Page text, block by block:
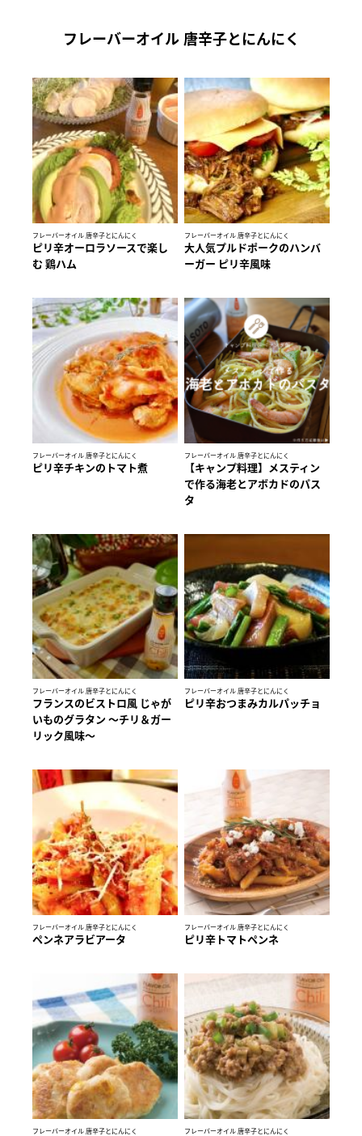
フレーバーオイル 唐辛子とにんにく
フレーバーオイル 唐辛子とにんにく
ピリ辛オーロラソースで楽し
む 鶏ハム
フレーバーオイル 唐辛子とにんにく
大人気プルドポークのハンバ
ーガー ピリ辛風味
フレーバーオイル 唐辛子とにんにく
ピリ辛チキンのトマト煮
フレーバーオイル 唐辛子とにんにく
【キャンプ料理】メスティン
で作る海老とアボカドのパス
タ
フレーバーオイル 唐辛子とにんにく
フランスのビストロ風 じゃが
いものグラタン ～チリ＆ガー
リック風味～
フレーバーオイル 唐辛子とにんにく
ピリ辛おつまみカルパッチョ
フレーバーオイル 唐辛子とにんにく
ペンネアラビアータ
フレーバーオイル 唐辛子とにんにく
ピリ辛トマトペンネ
フレーバーオイル 唐辛子とにんにく フレーバーオイル 唐辛子とにんにく